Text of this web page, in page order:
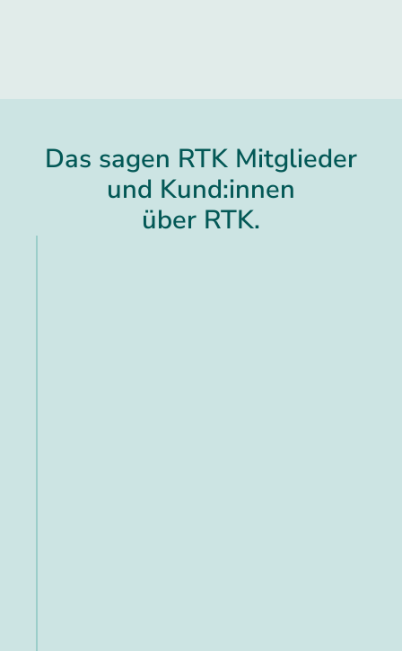
Das sagen RTK Mitglieder
und Kund:innen
über RTK.